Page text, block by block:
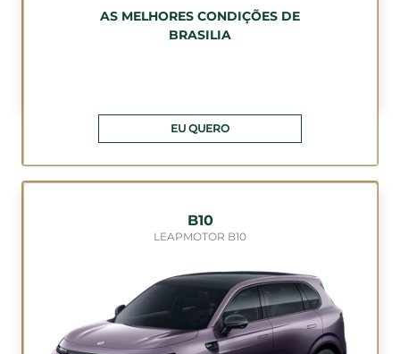
AS MELHORES CONDIÇÕES DE
BRASILIA
EU QUERO
B10
LEAPMOTOR B10